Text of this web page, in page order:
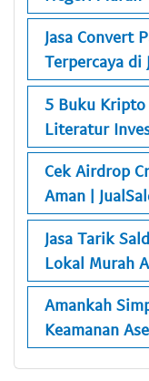
Jasa Convert
Terpercaya di
5 Buku Kripto
Literatur
Cek Airdrop
Aman |
Jasa Tarik
Lokal Murah
Amankah
Keamanan